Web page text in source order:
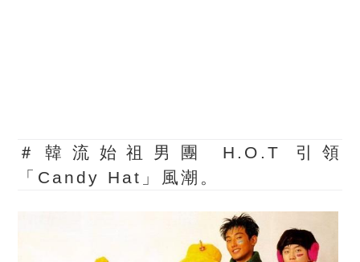
＃韓流始祖男團 H.O.T 引領
「Candy Hat」風潮。